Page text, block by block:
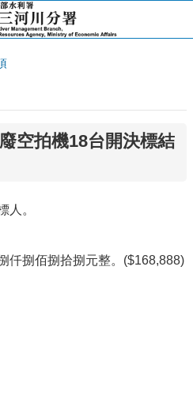
空拍機18台開決標結
人。
仟捌佰捌拾捌元整。($168,888)